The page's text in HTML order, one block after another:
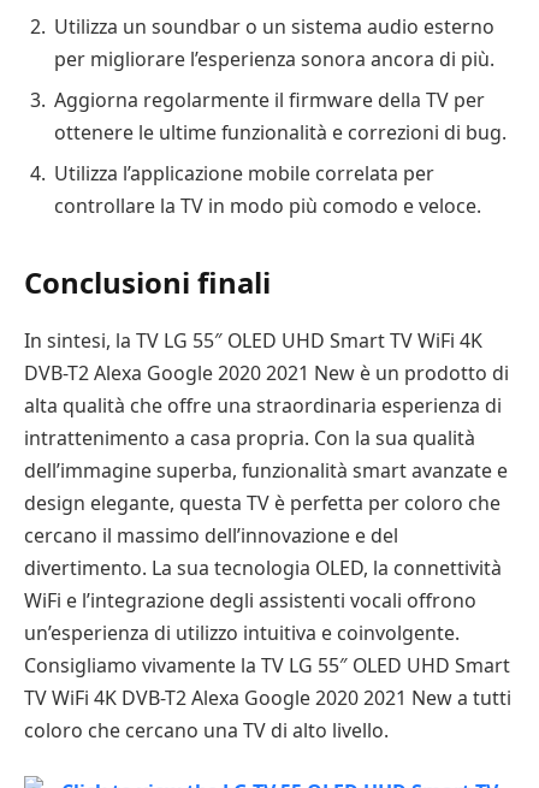
Utilizza un soundbar o un sistema audio esterno
per migliorare l’esperienza sonora ancora di più.
Aggiorna regolarmente il firmware della TV per
ottenere le ultime funzionalità e correzioni di bug.
Utilizza l’applicazione mobile correlata per
controllare la TV in modo più comodo e veloce.
Conclusioni finali
In sintesi, la TV LG 55″ OLED UHD Smart TV WiFi 4K
DVB-T2 Alexa Google 2020 2021 New è un prodotto di
alta qualità che offre una straordinaria esperienza di
intrattenimento a casa propria. Con la sua qualità
dell’immagine superba, funzionalità smart avanzate e
design elegante, questa TV è perfetta per coloro che
cercano il massimo dell’innovazione e del
divertimento. La sua tecnologia OLED, la connettività
WiFi e l’integrazione degli assistenti vocali offrono
un’esperienza di utilizzo intuitiva e coinvolgente.
Consigliamo vivamente la TV LG 55″ OLED UHD Smart
TV WiFi 4K DVB-T2 Alexa Google 2020 2021 New a tutti
coloro che cercano una TV di alto livello.